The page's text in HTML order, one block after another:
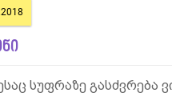
სუფრაზე გასძვრება